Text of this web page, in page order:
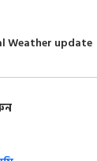
Weather update